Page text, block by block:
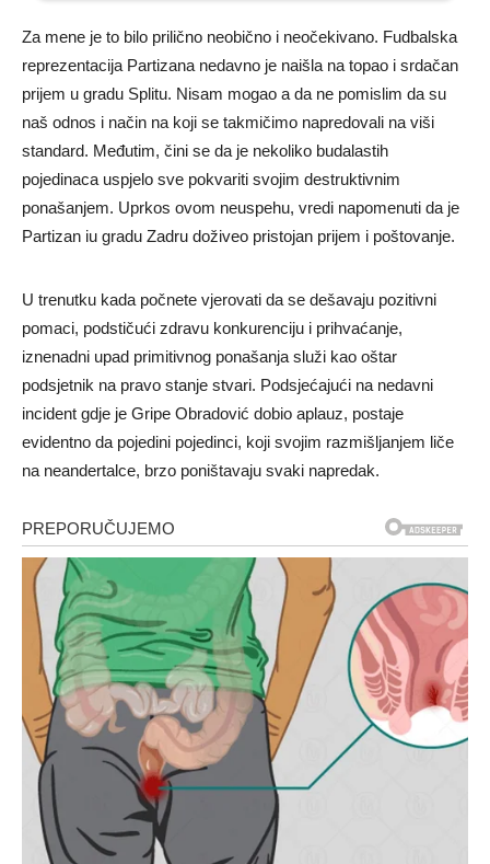
Za mene je to bilo prilično neobično i neočekivano. Fudbalska
reprezentacija Partizana nedavno je naišla na topao i srdačan
prijem u gradu Splitu. Nisam mogao a da ne pomislim da su
naš odnos i način na koji se takmičimo napredovali na viši
standard. Međutim, čini se da je nekoliko budalastih
pojedinaca uspjelo sve pokvariti svojim destruktivnim
ponašanjem. Uprkos ovom neuspehu, vredi napomenuti da je
Partizan iu gradu Zadru doživeo pristojan prijem i poštovanje.
U trenutku kada počnete vjerovati da se dešavaju pozitivni
pomaci, podstičući zdravu konkurenciju i prihvaćanje,
iznenadni upad primitivnog ponašanja služi kao oštar
podsjetnik na pravo stanje stvari. Podsjećajući na nedavni
incident gdje je Gripe Obradović dobio aplauz, postaje
evidentno da pojedini pojedinci, koji svojim razmišljanjem liče
na neandertalce, brzo poništavaju svaki napredak.